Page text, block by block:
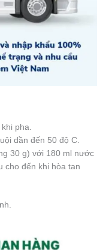
pha.
dần đến 50 độ C.
30 g) với 180 ml nước
cho đến khi hòa tan